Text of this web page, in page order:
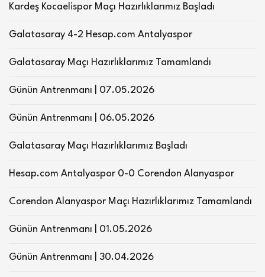
Kardeş Kocaelispor Maçı Hazırlıklarımız Başladı
Galatasaray 4-2 Hesap.com Antalyaspor
Galatasaray Maçı Hazırlıklarımız Tamamlandı
Günün Antrenmanı | 07.05.2026
Günün Antrenmanı | 06.05.2026
Galatasaray Maçı Hazırlıklarımız Başladı
Hesap.com Antalyaspor 0-0 Corendon Alanyaspor
Corendon Alanyaspor Maçı Hazırlıklarımız Tamamlandı
Günün Antrenmanı | 01.05.2026
Günün Antrenmanı | 30.04.2026